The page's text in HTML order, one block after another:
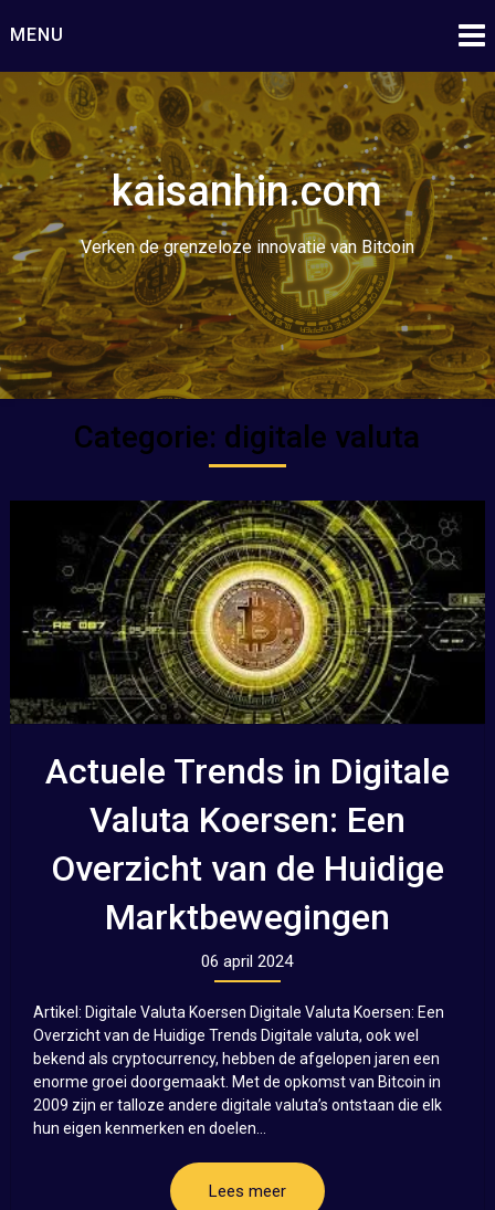
naar
inhoud
MENU
kaisanhin.com
Verken de grenzeloze innovatie van Bitcoin
Categorie: digitale valuta
Actuele Trends in Digitale
Valuta Koersen: Een
Overzicht van de Huidige
Marktbewegingen
06 april 2024
Artikel: Digitale Valuta Koersen Digitale Valuta Koersen: Een
Overzicht van de Huidige Trends Digitale valuta, ook wel
bekend als cryptocurrency, hebben de afgelopen jaren een
enorme groei doorgemaakt. Met de opkomst van Bitcoin in
2009 zijn er talloze andere digitale valuta’s ontstaan die elk
hun eigen kenmerken en doelen...
Lees meer